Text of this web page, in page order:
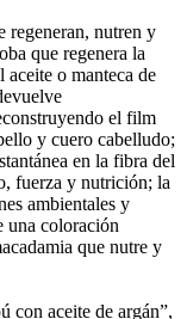
regeneran, nutren y
que regenera la
o manteca de
el film
y cuero cabelludo;
en la fibra del
fuerza y nutrición; la
ambientales y
una coloración
que nutre y
con aceite de argán”,